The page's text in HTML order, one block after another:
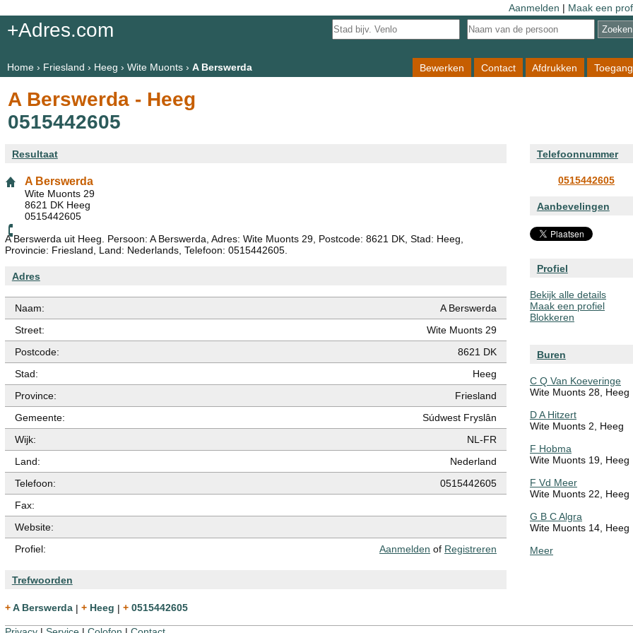
Aanmelden | Maak een
+Adres.com
Home› Friesland › Heeg › Wite Muonts› A Berswerda Bewerken Contact Afdrukken Toegang
A Berswerda - Heeg
0515442605
Resultaat
A Berswerda
Wite Muonts 29
8621 DK Heeg
0515442605
A Berswerda uit Heeg. Persoon: A Berswerda, Adres: Wite Muonts 29, Postcode: 8621 DK, Stad: Heeg,
Provincie: Friesland, Land: Nederlands, Telefoon: 0515442605.
Adres
Naam:
A Berswerda
Street:
Wite Muonts 29
Postcode:
8621 DK
Stad:
Heeg
Province:
Friesland
Gemeente:
Súdwest Fryslân
Wijk:
NL-FR
Land:
Nederland
Telefoon:
0515442605
Fax:
Website:
Profiel:
Aanmelden of Registreren
Trefwoorden
+ A Berswerda | + Heeg | + 0515442605
Telefoonnummer
0515442605
Aanbevelingen
Profiel
Bekijk alle details
Maak een profiel
Blokkeren
Buren
C Q Van Koeveringe
Wite Muonts 28, Heeg
D A Hitzert
Wite Muonts 2, Heeg
F Hobma
Wite Muonts 19, Heeg
F Vd Meer
Wite Muonts 22, Heeg
G B C Algra
Wite Muonts 14, Heeg
Meer